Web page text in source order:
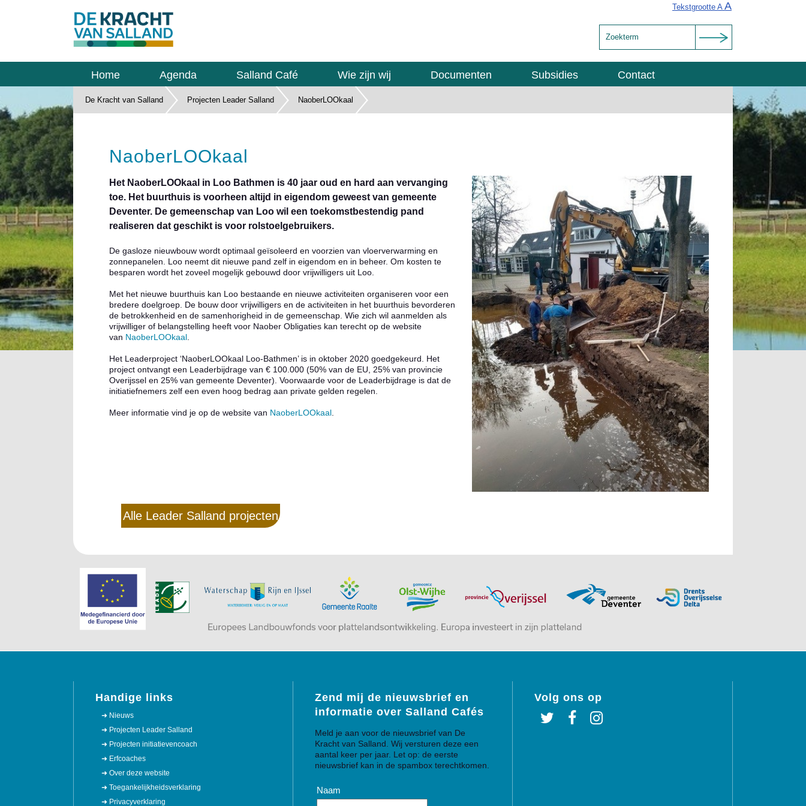
Tekstgrootte A A
Home Agenda Salland Café Wie zijn wij Documenten Subsidies Contact
De Kracht van Salland Projecten Leader Salland NaoberLOOkaal
NaoberLOOkaal
Het NaoberLOOkaal in Loo Bathmen is 40 jaar oud en hard aan vervanging
toe. Het buurthuis is voorheen altijd in eigendom geweest van gemeente
Deventer. De gemeenschap van Loo wil een toekomstbestendig pand
realiseren dat geschikt is voor rolstoelgebruikers.
De gasloze nieuwbouw wordt optimaal geïsoleerd en voorzien van vloerverwarming en
zonnepanelen. Loo neemt dit nieuwe pand zelf in eigendom en in beheer. Om kosten te
besparen wordt het zoveel mogelijk gebouwd door vrijwilligers uit Loo.
Met het nieuwe buurthuis kan Loo bestaande en nieuwe activiteiten organiseren voor een
bredere doelgroep. De bouw door vrijwilligers en de activiteiten in het buurthuis bevorderen
de betrokkenheid en de samenhorigheid in de gemeenschap. Wie zich wil aanmelden als
vrijwilliger of belangstelling heeft voor Naober Obligaties kan terecht op de website
van NaoberLOOkaal
Het Leaderproject ‘NaoberLOOkaal Loo-Bathmen’ is in oktober 2020 goedgekeurd. Het
project ontvangt een Leaderbijdrage van € 100.000 (50% van de EU, 25% van provincie
Overijssel en 25% van gemeente Deventer). Voorwaarde voor de Leaderbijdrage is dat de
initiatiefnemers zelf een even hoog bedrag aan private gelden regelen.
Meer informatie vind je op de website van NaoberLOOkaal
Alle Leader Salland projecten
Handige links
➜ Nieuws
➜ Projecten Leader Salland
➜ Projecten initiatievencoach
➜ Erfcoaches
➜ Over deze website
➜ Toegankelijkheidsverklaring
➜ Privacyverklaring
Zend mij de nieuwsbrief en
informatie over Salland Cafés
Meld je aan voor de nieuwsbrief van De
Kracht van Salland. Wij versturen deze een
aantal keer per jaar. Let op: de eerste
nieuwsbrief kan in de spambox terechtkomen.
Naam
Volg ons op